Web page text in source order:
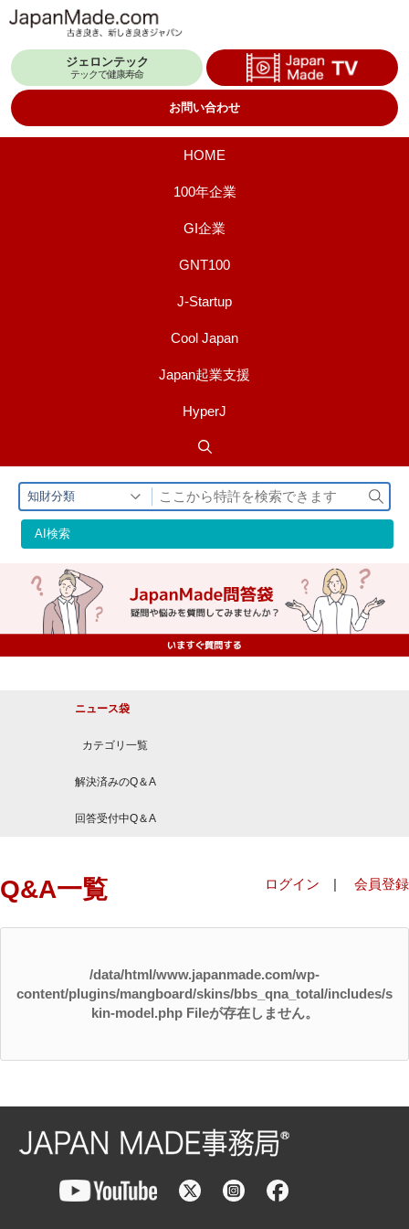
テ
ジェロンテック
テックで健康寿命
お問い合わせ
HOME
100年企業
GI企業
GNT100
J-Startup
Cool Japan
Japan起業支援
HyperJ
知財分類
検
索
AI検索
ニュース袋
カテゴリ一覧
解決済みのQ＆A
回答受付中Q＆A
Q&A一覧 ログイン | 会員登録
/data/html/www.japanmade.com/wp-
content/plugins/mangboard/skins/bbs_qna_total/includes/s
kin-model.php Fileが存在しません。